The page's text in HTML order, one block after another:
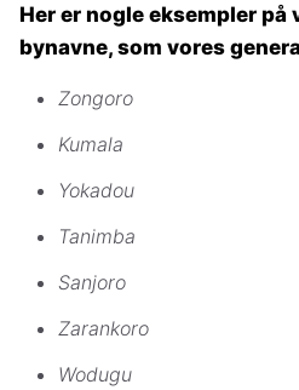
Her er nogle eksempler
bynavne, som vores
Zongoro
Kumala
Yokadou
Tanimba
Sanjoro
Zarankoro
Wodugu